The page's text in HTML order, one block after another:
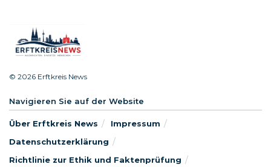
© 2026 Erftkreis News
Navigieren Sie auf der Website
Über Erftkreis News
Impressum
Datenschutzerklärung
Richtlinie zur Ethik und Faktenprüfung